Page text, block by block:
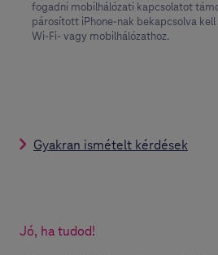
fogadni mobilhálózati kapcsolatot
párosított iPhone-nak bekapcsolva kell
Wi-Fi- vagy mobilhálózathoz.
Gyakran ismételt kérdések
Jó, ha tudod!